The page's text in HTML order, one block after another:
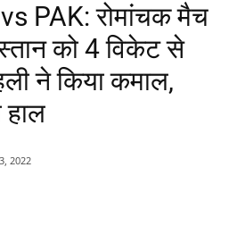
PAK: रोमांचक मैच
को 4 विकेट से
ने किया कमाल,
हाल
2022